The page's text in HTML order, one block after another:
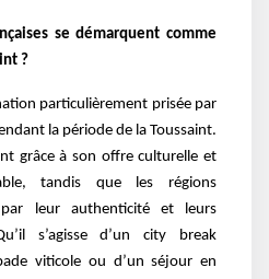
se démarquent comme
?
particulièrement prisée par
la période de la Toussaint.
grâce à son offre culturelle et
tandis que les régions
leur authenticité et leurs
s’agisse d’un city break
viticole ou d’un séjour en